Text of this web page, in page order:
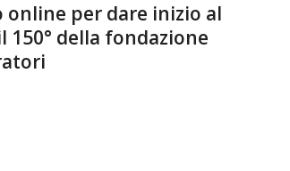
online per dare inizio al
150° della fondazione